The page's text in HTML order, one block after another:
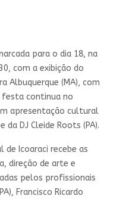
para o dia 18, na
com a exibição do
Albuquerque (MA), com
festa continua no
apresentação cultural
da DJ Cleide Roots (PA).
de Icoaraci recebe as
direção de arte e
pelos profissionais
Francisco Ricardo